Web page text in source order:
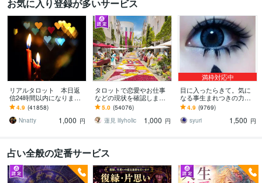
お気に入り登録が多いサービス
リアルタロット 本日返
信24時間以内になります
❤︎タイトルをご確認くださ
い❤︎
4.9 (41858)
Nnatty
1,000 円
タロットで恋愛やお仕事
などの現状を確認します
アドバイスもしっかりお
届けしますので安心して
ください♡
5.0 (54076)
蓮見 lilyholic
1,000 円
満枠対応中
目に入ったらきて。気に
なる事生まれつきの力で
視ます 視ましょう恋愛や
仕事などこの先など
4.9 (9769)
syuri
1,500 円
占い全般の定番サービス